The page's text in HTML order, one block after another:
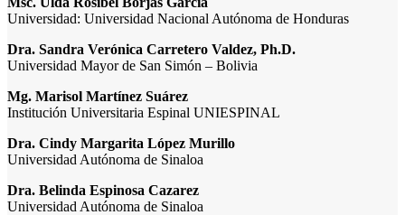
Universidad: Universidad Nacional Autónoma de Honduras
Dra. Sandra Verónica Carretero Valdez, Ph.D.
Universidad Mayor de San Simón – Bolivia
Mg. Marisol Martínez Suárez
Institución Universitaria Espinal UNIESPINAL
Dra. Cindy Margarita López Murillo
Universidad Autónoma de Sinaloa
Dra. Belinda Espinosa Cazarez
Universidad Autónoma de Sinaloa